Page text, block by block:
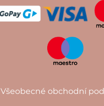
Všeobecné obchodní